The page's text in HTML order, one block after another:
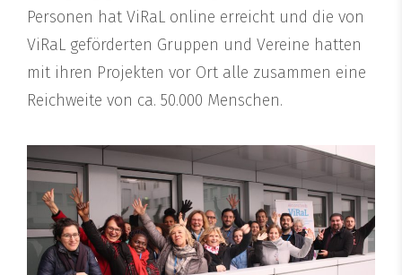
Personen hat ViRaL online erreicht und die von
ViRaL geförderten Gruppen und Vereine hatten
mit ihren Projekten vor Ort alle zusammen eine
Reichweite von ca. 50.000 Menschen.